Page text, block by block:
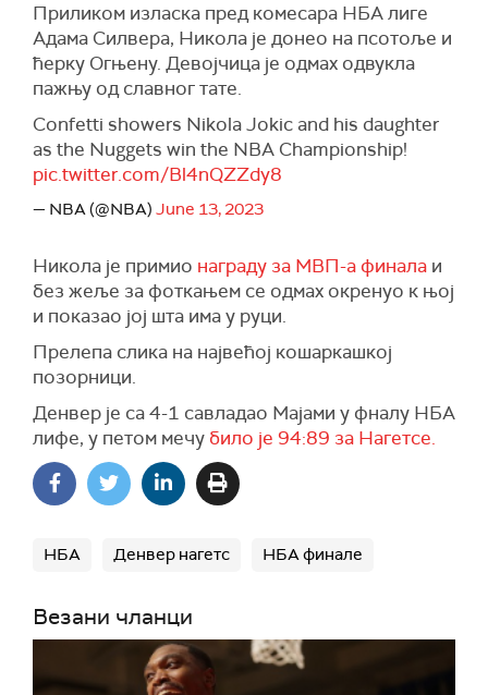
Приликом изласка пред комесара НБА лиге
Адама Силвера, Никола је донео на псотоље и
ћерку Огњену. Девојчица је одмах одвукла
пажњу од славног тате.
Confetti showers Nikola Jokic and his daughter
as the Nuggets win the NBA Championship!
pic.twitter.com/Bl4nQZZdy8
— NBA (@NBA) June 13, 2023
Никола је примио награду за МВП-а финала и
без жеље за фоткањем се одмах окренуо к њој
и показао јој шта има у руци.
Прелепа слика на највећој кошаркашкој
позорници.
Денвер је са 4-1 савладао Мајами у фналу НБА
лифе, у петом мечу било је 94:89 за Нагетсе.
НБА Денвер нагетс НБА финале
Везани чланци